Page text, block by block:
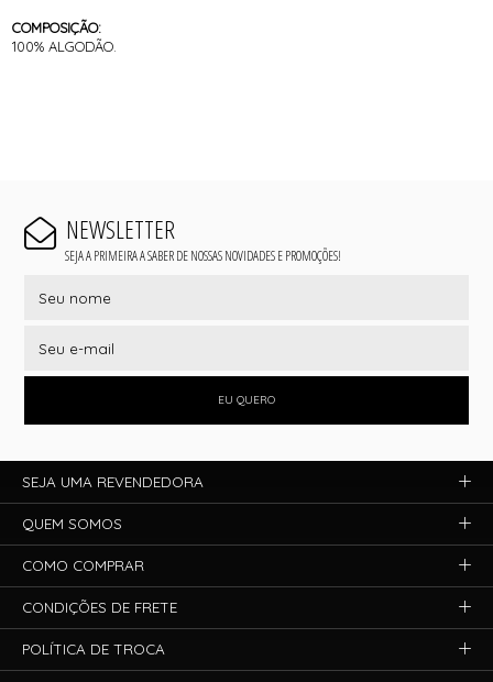
COMPOSIÇÃO:
100% ALGODÃO.
NEWSLETTER
SEJA A PRIMEIRA A SABER DE NOSSAS NOVIDADES E PROMOÇÕES!
EU QUERO
SEJA UMA REVENDEDORA
QUEM SOMOS
COMO COMPRAR
CONDIÇÕES DE FRETE
POLÍTICA DE TROCA